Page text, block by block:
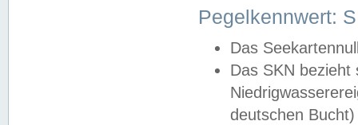
Pegelkennwert:
Das
Das SKN
deutschen